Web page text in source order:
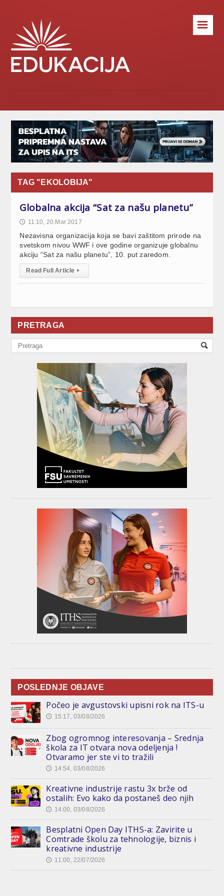
☰
TAG "EKOLOBIJA"
Globalna akcija “Sat za našu planetu”
🕔 11:10, 20.Mar 2017
Nezavisna organizacija koja se bavi zaštitom prirode na
svetskom nivou WWF i ove godine organizuje globalnu
akciju “Sat za našu planetu”, 10. put zaredom.
Read Full Article ▸
PRETRAGA
POSLEDNJE OBJAVE
Počeo je avgustovski upisni rok na ITS-u
🕔 15:17, 03/08/2026
Zbog ogromnog interesovanja – Srednja
škola za IT otvara nova odeljenja !
Otvaramo jer ste vi to tražili
🕔 14:54, 03/08/2026
Kreativne industrije rastu 3x brže od
ostalih: Evo kako da postaneš deo njih
🕔 14:00, 03/08/2026
Besplatni Open Day ITHS-a: Zavirite u
Comtrade školu za tehnologije, biznis i
kreativne industrije
🕔 11:00, 22/07/2026